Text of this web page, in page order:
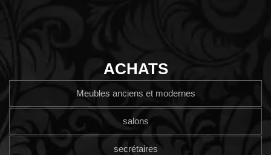
ACHATS
Meubles anciens et modernes
salons
secrétaires